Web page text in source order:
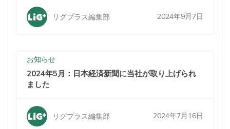
リグプラス編集部 2024年9月7日
お知らせ
2024年5月：日本経済新聞に当社が取り上げられ
ました
リグプラス編集部 2024年7月16日